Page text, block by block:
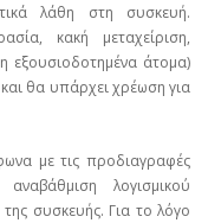
λάθη στη συσκευή.
κακή μεταχείριση,
εξουσιοδοτημένα άτομα)
θα υπάρχει χρέωση για
με τις προδιαγραφές
λογισμικού
συσκευής. Για το λόγο